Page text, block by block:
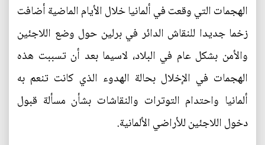
الهجمات التي وقعت في ألمانيا خلال الأيام الماضية أضافت
زخما جديدا للنقاش الدائر في برلين حول وضع اللاجئين
والأمن بشكل عام في البلاد، لاسيما بعد أن تسببت هذه
الهجمات في الإخلال بحالة الهدوء الذي كانت تنعم به
ألمانيا واحتدام التوترات والنقاشات بشأن مسألة قبول
دخول اللاجئين للأراضي الألمانية.